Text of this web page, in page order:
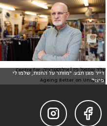
דייר מוגן תבע: "מוותר על החנות, שלמו לי
פיצוי"
עו"ד שמואל פז | אילוסטרציה: Centre for
Ageing Better on Unsplash

